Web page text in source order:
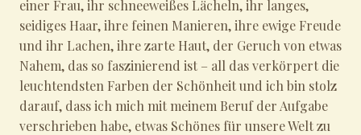
einer Frau, ihr schneeweißes Lächeln, ihr langes,
seidiges Haar, ihre feinen Manieren, ihre ewige Freude
und ihr Lachen, ihre zarte Haut, der Geruch von etwas
Nahem, das so faszinierend ist – all das verkörpert die
leuchtendsten Farben der Schönheit und ich bin stolz
darauf, dass ich mich mit meinem Beruf der Aufgabe
verschrieben habe, etwas Schönes für unsere Welt zu